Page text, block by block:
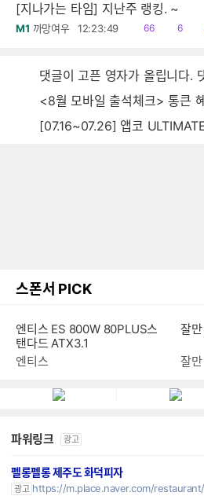
[지나가는 타임] 지난주 랭킹. ~
M1 까망여우 12:23:49
읽
66
공
6
댓글이 고픈 영자가 올립니다.
<8월 모바일 출석체크> 통큰
[07.16~07.26] 앱코 ULTIMATE GX850
스폰서 PICK
엔티스 ES 800W 80PLUS스
탠다드 ATX3.1
엔티스
잘
잘만
파워링크 광고
펠롱펠롱 제주도 화덕피자
광고 https://m.place.naver.com/